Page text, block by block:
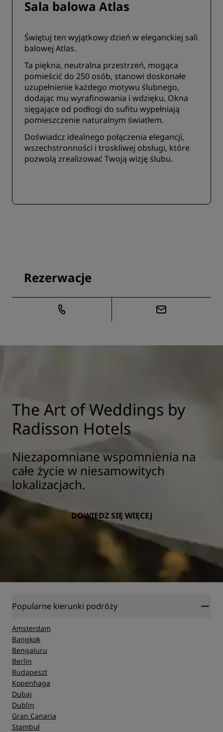
Sala balowa Atlas
Świętuj ten wyjątkowy dzień w eleganckiej sali
balowej Atlas.
Ta piękna, neutralna przestrzeń, mogąca
pomieścić do 250 osób, stanowi doskonałe
uzupełnienie każdego motywu ślubnego,
dodając mu wyrafinowania i wdzięku. Okna
sięgające od podłogi do sufitu wypełniają
pomieszczenie naturalnym światłem.
Doświadcz idealnego połączenia elegancji,
wszechstronności i troskliwej obsługi, które
pozwolą zrealizować Twoją wizję ślubu.
Rezerwacje
The Art of Weddings by
Radisson Hotels
Niezapomniane wspomnienia na
całe życie w niesamowitych
lokalizacjach.
DOWIEDZ SIĘ WIĘCEJ
Popularne kierunki podróży
Amsterdam
Bangkok
Bengaluru
Berlin
Budapeszt
Kopenhaga
Dubaj
Dublin
Gran Canaria
Stambuł